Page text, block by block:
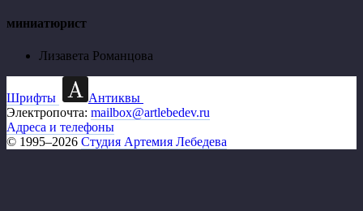
миниатюрист
Лизавета Романцова
Шрифты
Антиквы
Электропочта: mailbox@artlebedev.ru
Адреса и телефоны
© 1995–2026 Студия Артемия Лебедева